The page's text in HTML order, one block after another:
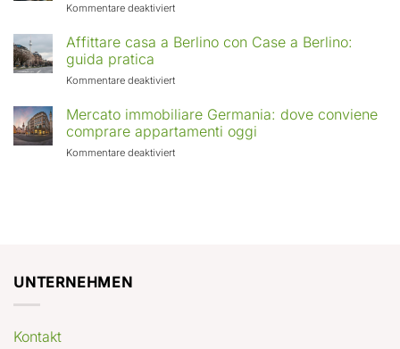
Kommentare deaktiviertfür
in
Europa:
in
crescita
rendimenti
Affittare casa a Berlino con Case a Berlino:
guida pratica
Kommentare deaktiviertfür
casa
a
Berlino
con
Mercato immobiliare Germania: dove conviene
comprare appartamenti oggi
Kommentare deaktiviertfür
UNTERNEHMEN
Kontakt